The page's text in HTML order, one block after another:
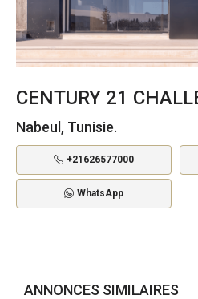
CENTURY 21
Nabeul, Tunisie.
+21626577000
WhatsApp
ANNONCES SIMILAIRES